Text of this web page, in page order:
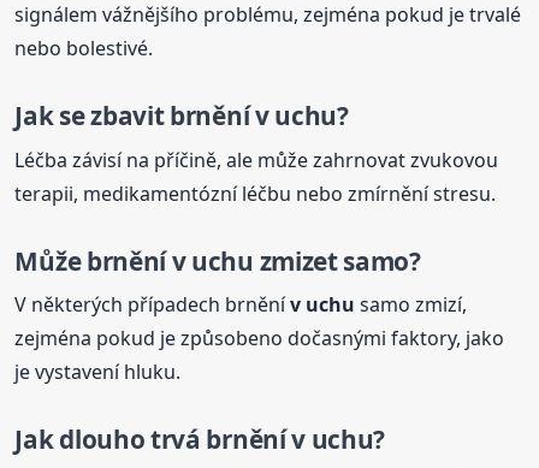
signálem vážnějšího problému, zejména pokud je trvalé
nebo bolestivé.
Jak se zbavit brněnív uchu?
Léčba závisí na příčině, ale může zahrnovat zvukovou
terapii, medikamentózní léčbu nebo zmírnění stresu.
Může brněnív uchu zmizet samo?
V některých případech brněnív uchu samo zmizí,
zejména pokud je způsobeno dočasnými faktory, jako
je vystavení hluku.
Jak dlouho trvá brněnív uchu?